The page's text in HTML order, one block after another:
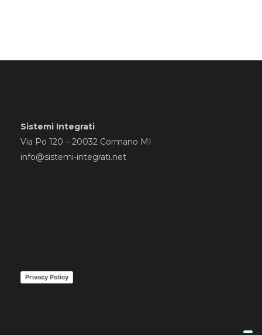
Sistemi Integrati
Via Po 120 – 20032 Cormano MI
info@sistemi-integrati.net
Privacy Policy